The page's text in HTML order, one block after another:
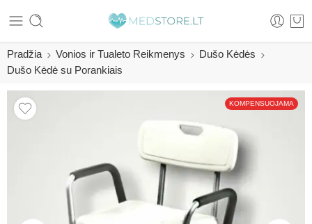
Pradžia Vonios ir Tualeto Reikmenys
Dušo Kėdės
Dušo Kėdė su Porankiais
KOMPENSUOJAMA